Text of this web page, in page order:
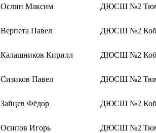
Ослин Максим ДЮСШ №2
Верпета Павел ДЮСШ №2
Калашников Кирилл ДЮСШ №2
Сизиков Павел ДЮСШ №2
Зайцев Фёдор ДЮСШ №2
Осипов Игорь ДЮСШ №2